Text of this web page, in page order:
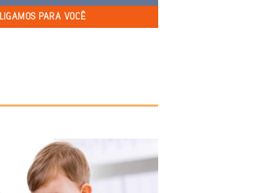
LIGAMOS PARA VOCÊ